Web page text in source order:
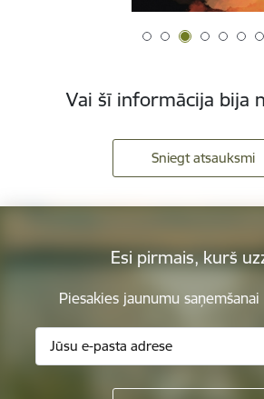
Vai šī informācija bija
Sniegt atsauksmi
Esi pirmais, kurš
Piesakies jaunumu saņemšanai